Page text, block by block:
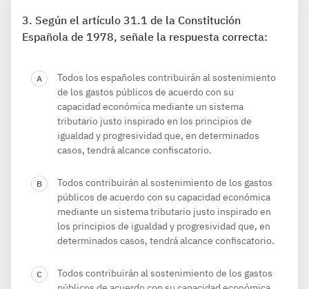
Según el artículo 31.1 de la Constitución
Española de 1978, señale la respuesta correcta:
Todos los españoles contribuirán al sostenimiento
de los gastos públicos de acuerdo con su
capacidad económica mediante un sistema
tributario justo inspirado en los principios de
igualdad y progresividad que, en determinados
casos, tendrá alcance confiscatorio.
Todos contribuirán al sostenimiento de los gastos
públicos de acuerdo con su capacidad económica
mediante un sistema tributario justo inspirado en
los principios de igualdad y progresividad que, en
determinados casos, tendrá alcance confiscatorio.
Todos contribuirán al sostenimiento de los gastos